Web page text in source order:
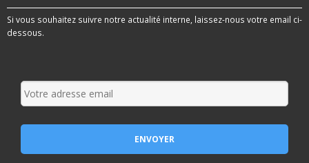
Si vous souhaitez suivre notre actualité interne, laissez-nous votre email ci-
dessous.